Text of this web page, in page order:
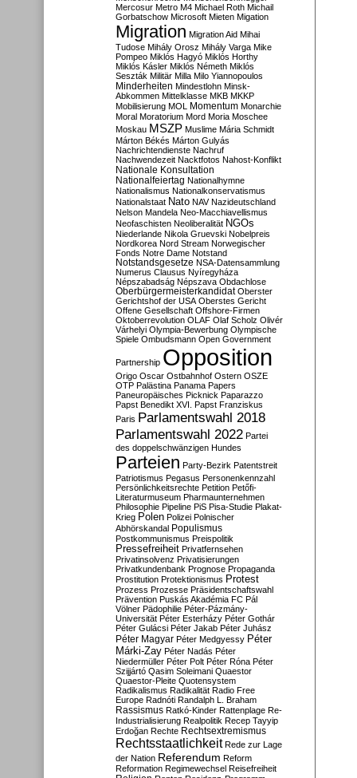
Mercosur Metro M4 Michael Roth Michail
Gorbatschow Microsoft Mieten Migation
Migration Migration Aid Mihai
Tudose Mihály Orosz Mihály Varga Mike
Pompeo Miklós Hagyó Miklós Horthy
Miklós Kásler Miklós Németh Miklós
Seszták Militär Milla Milo Yiannopoulos
Minderheiten Mindestlohn Minsk-
Abkommen Mittelklasse MKB MKKP
Mobilisierung MOL Momentum Monarchie
Moral Moratorium Mord Moria Moschee
Moskau MSZP Muslime Mária Schmidt
Márton Békés Márton Gulyás
Nachrichtendienste Nachruf
Nachwendezeit Nacktfotos Nahost-Konflikt
Nationale Konsultation
Nationalfeiertag Nationalhymne
Nationalismus Nationalkonservatismus
Nationalstaat Nato NAV Nazideutschland
Nelson Mandela Neo-Macchiavellismus
Neofaschisten Neoliberalität NGOs
Niederlande Nikola Gruevski Nobelpreis
Nordkorea Nord Stream Norwegischer
Fonds Notre Dame Notstand
Notstandsgesetze NSA-Datensammlung
Numerus Clausus Nyíregyháza
Népszabadság Népszava Obdachlose
Oberbürgermeisterkandidat Oberster
Gerichtshof der USA Oberstes Gericht
Offene Gesellschaft Offshore-Firmen
Oktoberrevolution OLAF Olaf Scholz Olivér
Várhelyi Olympia-Bewerbung Olympische
Spiele Ombudsmann Open Government
Partnership Opposition
Origo Oscar Ostbahnhof Ostern OSZE
OTP Palästina Panama Papers
Paneuropäisches Picknick Paparazzo
Papst Benedikt XVI. Papst Franziskus
Paris Parlamentswahl 2018
Parlamentswahl 2022 Partei
des doppelschwänzigen Hundes
Parteien Party-Bezirk Patentstreit
Patriotismus Pegasus Personenkennzahl
Persönlichkeitsrechte Petition Petőfi-
Literaturmuseum Pharmaunternehmen
Philosophie Pipeline PiS Pisa-Studie Plakat-
Krieg Polen Polizei Polnischer
Abhörskandal Populismus
Postkommunismus Preispolitik
Pressefreiheit Privatfernsehen
Privatinsolvenz Privatisierungen
Privatkundenbank Prognose Propaganda
Prostitution Protektionismus Protest
Prozess Prozesse Präsidentschaftswahl
Prävention Puskás Akadémia FC Pál
Völner Pädophilie Péter-Pázmány-
Universität Péter Esterházy Péter Gothár
Péter Gulácsi Péter Jakab Péter Juhász
Péter Magyar Péter Medgyessy Péter
Márki-Zay Péter Nadás Péter
Niedermüller Péter Polt Péter Róna Péter
Szijjártó Qasim Soleimani Quaestor
Quaestor-Pleite Quotensystem
Radikalismus Radikalität Radio Free
Europe Radnóti Randalph L. Braham
Rassismus Ratkó-Kinder Rattenplage Re-
Industrialisierung Realpolitik Recep Tayyip
Erdoğan Rechte Rechtsextremismus
Rechtsstaatlichkeit Rede zur Lage
der Nation Referendum Reform
Reformation Regimewechsel Reisefreiheit